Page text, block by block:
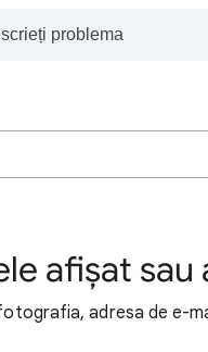
afișat sau
adresa de e-